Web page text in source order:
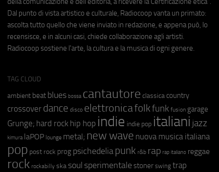
Dal punto di vista artistico e culturale, Radiocoop vanta un primato:
ascolta tutto quello che viene inviato in redazione, e appena può, lo
recensisce, e in alcuni casi, chiede collaborazione agli artisti.
Radiocoop sostiene l'arte, la cultura e la musica di ogni genere.
TAG CLOUD
ambient beat blues bossa cantautore classica country
crossover dance disco elettronicafolkfunk fusion garage
Grunge; hard rock hip hop indie indie pop italiani jazz
kimura laPOP lounge metal; new wave nuova musica italiana
pop post rock prog psichedeliapunk r&b rap rap italiano reggae
rock rockabilly ska soul sperimentale stoner swing trap